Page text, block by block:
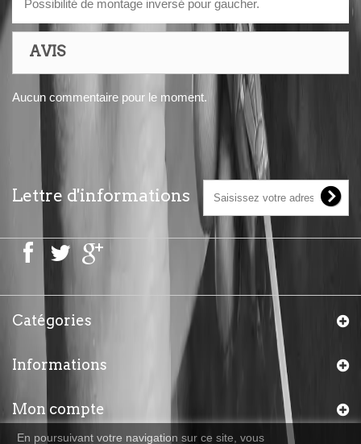
Possibilité de montage inversé pour gaucher.
AVIS
Aucun commentaire pour le moment.
Lettre d'informations
Catégories
Informations
Mon compte
En poursuivant votre navigation sur ce site, vous